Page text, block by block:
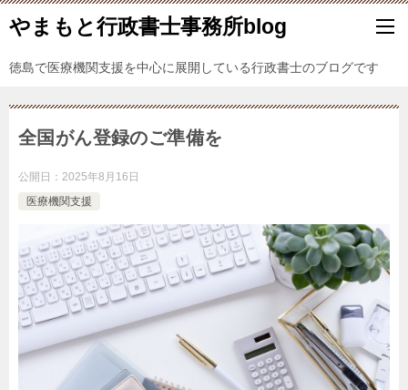
やまもと行政書士事務所blog
徳島で医療機関支援を中心に展開している行政書士のブログです
全国がん登録のご準備を
公開日： 2025年8月16日
医療機関支援